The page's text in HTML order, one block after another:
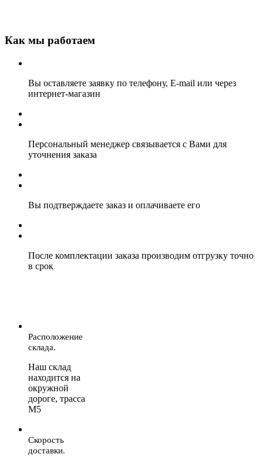
Как мы работаем
Вы оставляете заявку по телефону, E-mail или через
интернет-магазин
Персональный менеджер связывается с Вами для
уточнения заказа
Вы подтверждаете заказ и оплачиваете его
После комплектации заказа производим отгрузку точно
в срок
Расположение
склада.
Наш склад
находится на
окружной
дороге, трасса
М5
Скорость
доставки.